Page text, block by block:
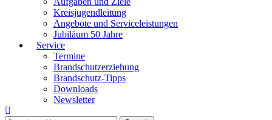
Kreisjugendleitung
Angebote und Serviceleistungen
Jubiläum 50 Jahre
Service
Termine
Brandschutzerziehung
Brandschutz-Tipps
Downloads
Newsletter